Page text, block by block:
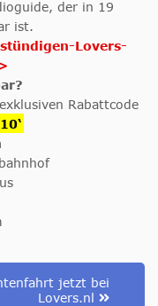
der in 19
ist.
Lovers-
Rabattcode
jetzt bei
Lovers.nl